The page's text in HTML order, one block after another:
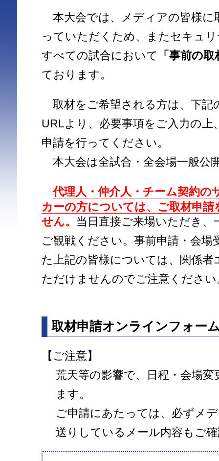
本大会では、メディアの皆様に
っていただくため、またセキュ
すべての試合において
「事前の
ております。
取材をご希望される方は、下記
URLより、必要事項をご入力の上
申請を行ってください。
本大会は全試合・全会場一般公
代理人・仲介人・チーム契約の
カーの方については、ご取材申
せん。 当日直接ご来場いただき
ご観戦ください。事前申請・会場
た上記の皆様については、関係
ただけませんのでご注意ください
取材申請オンラインフォー
【ご注意】
荒天等の影響で、日程・会場
ます。
ご申請にあたっては、必ずメ
送りしているメール内容もご